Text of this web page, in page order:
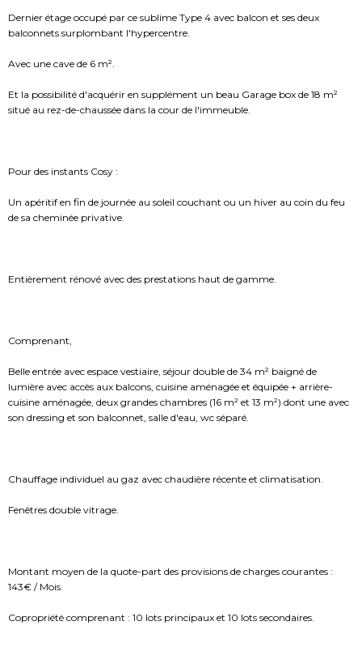
Dernier étage occupé par ce sublime Type 4 avec balcon et ses deux
balconnets surplombant l'hypercentre.
Avec une cave de 6 m².
Et la possibilité d'acquérir en supplément un beau Garage box de 18 m²
situé au rez-de-chaussée dans la cour de l'immeuble.
Pour des instants Cosy :
Un apéritif en fin de journée au soleil couchant ou un hiver au coin du feu
de sa cheminée privative.
Entièrement rénové avec des prestations haut de gamme.
Comprenant,
Belle entrée avec espace vestiaire, séjour double de 34 m² baigné de
lumière avec accès aux balcons, cuisine aménagée et équipée + arrière-
cuisine aménagée, deux grandes chambres (16 m² et 13 m²) dont une avec
son dressing et son balconnet, salle d'eau, wc séparé.
Chauffage individuel au gaz avec chaudière récente et climatisation.
Fenêtres double vitrage.
Montant moyen de la quote-part des provisions de charges courantes :
143€ / Mois.
Copropriété comprenant : 10 lots principaux et 10 lots secondaires.